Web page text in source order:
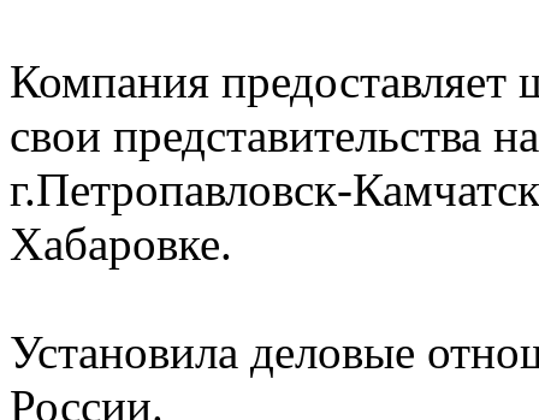
Компания предоставляет
свои представительства
г.Петропавловск-
Хабаровке.
Установила деловые
России.